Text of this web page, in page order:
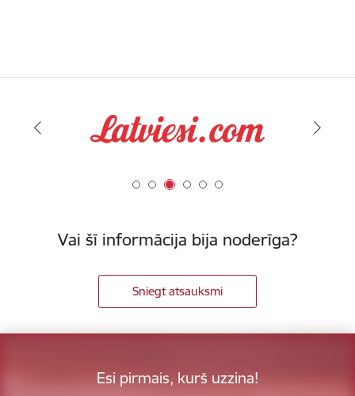
Vai šī informācija bija noderīga?
Sniegt atsauksmi
Esi pirmais, kurš uzzina!